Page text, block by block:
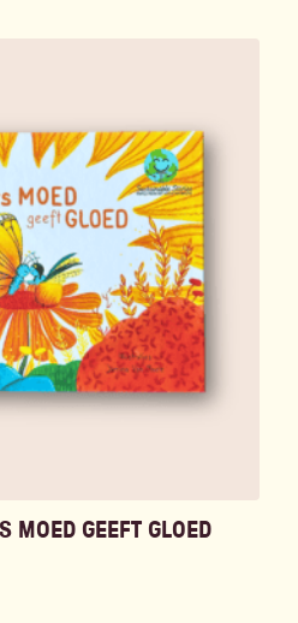
MOED GEEFT GLOED